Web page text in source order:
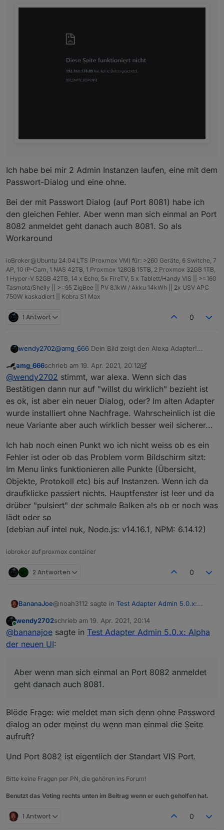
longer offer it. A manual update via CLI is still
possible.
to update multiple adapters the user can
choose which adapters he wants to update.
Tile view of instances
Ich habe bei mir 2 Admin Instanzen laufen, eine mit dem
Passwort-Dialog und eine ohne.
Bei der mit Passwort Dialog (auf Port 8081) habe ich
den gleichen Fehler. Aber wenn man sich einmal an Port
8082 anmeldet geht danach auch 8081. So als
Workaround
ioBroker@Ubuntu 24.04 LTS (Proxmox VM) für: >260 Geräte, 6 Switche, 7
AP, 10 IP-Cam, 1 NAS 42TB, 1 Proxmox 128GB 15TB, 2 Proxmox 32GB 1TB,
1 Hyper-V 52GB 42TB, 14 x Echo, 5x FireTV, 5 x Tablett/Handy VIS || >=160
Tasmota/Shelly || >=95 ZigBee || PV 8.1kW / Akku 14kWh || 2x USV APC
750W kaskadiert || Kobra S1 Max
1 Antwort 0
wendy2702@amg_666 Dein Bild zeigt den Alexa Adapter!
Dann bezieht sich das „Bestätigen“ darauf das du
wirklich den Upgrade machen willst. Nicht das
deine Versionen passen.
Offline
amg_666schrieb am 19. Apr. 2021, 20:12
zuletzt editiert von amg_666
@wendy2702 stimmt, war alexa. Wenn sich das
Bestätigen dann nur auf "willst du wirklich" bezieht ist
es ok, ist aber ein neuer Dialog, oder? Im alten Adapter
wurde installiert ohne Nachfrage. Wahrscheinlich ist die
neue Variante aber auch wirklich besser weil sicherer...
Ich hab noch einen Punkt wo ich nicht weiss ob es ein
Fehler ist oder ob das Problem vorm Bildschirm sitzt:
Im Menu links funktionieren alle Punkte (Übersicht,
Objekte, Protokoll etc) bis auf Instanzen. Wenn ich da
draufklicke passiert nichts. Hauptfenster ist leer und da
drüber "pulsiert" der schmale Balken als ob er noch was
lädt oder so
(debian auf intel nuk, Node.js: v14.16.1, NPM: 6.14.12)
iobroker auf proxmox container
2 Antworten 0
BananaJoe@noah3112 sagte in Test Adapter Admin 5.0.x:
@wendy2702
Ich habe bei mir 2 Admin Instanzen laufen, eine mit
Bei der mit Passwort Dialog (auf Port 8081) habe
ich den gleichen Fehler. Aber wenn man sich
einmal an Port 8082 anmeldet geht danach auch
Online
wendy2702schrieb am 19. Apr. 2021, 20:14
zuletzt editiert von
@bananajoe sagte in Test Adapter Admin 5.0.x: Alpha
der neuen UI:
Aber wenn man sich einmal an Port 8082 anmeldet
geht danach auch 8081.
Blöde Frage: wie meldet man sich denn ohne Password
dialog an oder meinst du wenn man einmal die Seite
aufruft?
Und Port 8082 ist eigentlich der Standart VIS Port.
Bitte keine Fragen per PN, die gehören ins Forum!
Benutzt das Voting rechts unten im Beitrag wenn er euch geholfen hat.
1 Antwort 0